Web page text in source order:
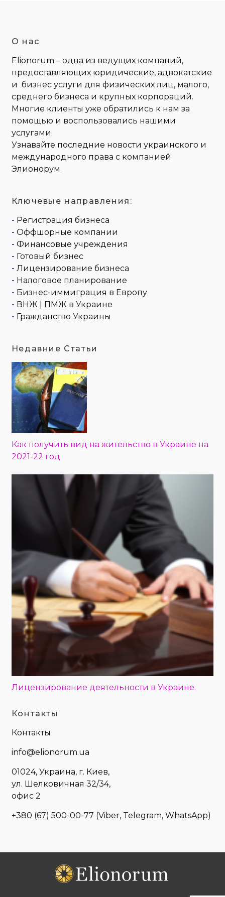
О нас
Elionorum – одна из ведущих компаний,
предоставляющих юридические, адвокатские
и бизнес услуги для физических лиц, малого,
среднего бизнеса и крупных корпораций.
Многие клиенты уже обратились к нам за
помощью и воспользовались нашими
услугами.
Узнавайте последние новости украинского и
международного права с компанией
Элионорум.
Ключевые направления:
- Регистрация бизнеса
- Оффшорные компании
- Финансовые учреждения
- Готовый бизнес
- Лицензирование бизнеса
- Налоговое планирование
- Бизнес-иммиграция в Европу
- ВНЖ | ПМЖ в Украине
- Гражданство Украины
Недавние Статьи
Как получить вид на жительство в Украине на
2021-22 год
Лицензирование деятельности в Украине.
Контакты
Контакты
info@elionorum.ua
01024, Украина, г. Киев,
ул. Шелковичная 32/34,
офис 2
+380 (67) 500-00-77 (Viber, Telegram, WhatsApp)